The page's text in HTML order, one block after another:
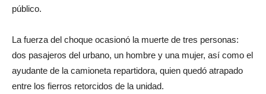
público.
La fuerza del choque ocasionó la muerte de tres personas:
dos pasajeros del urbano, un hombre y una mujer, así como el
ayudante de la camioneta repartidora, quien quedó atrapado
entre los fierros retorcidos de la unidad.